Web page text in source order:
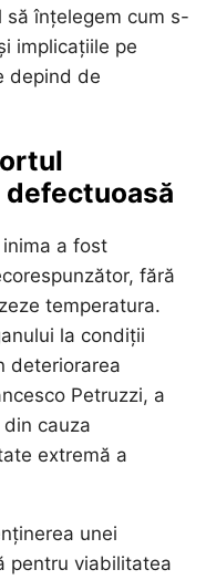
să înțelegem cum s-
implicațiile pe
depind de
defectuoasă
a fost
fără
temperatura.
la condiții
deteriorarea
Petruzzi, a
cauza
extremă a
unei
pentru viabilitatea